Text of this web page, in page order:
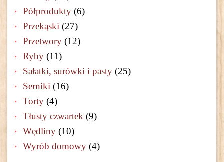
Półprodukty (6)
Przekąski (27)
Przetwory (12)
Ryby (11)
Sałatki, surówki i pasty (25)
Serniki (16)
Torty (4)
Tłusty czwartek (9)
Wędliny (10)
Wyrób domowy (4)